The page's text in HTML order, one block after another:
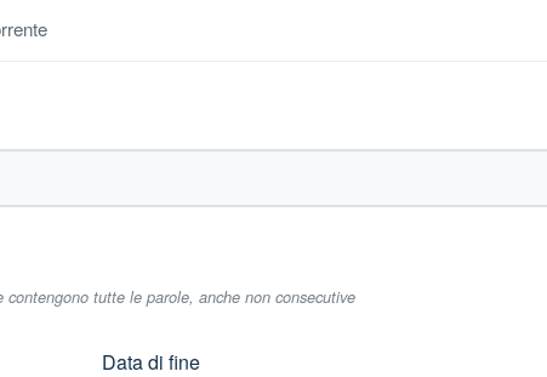
tutte le parole, anche non consecutive
Data di fine